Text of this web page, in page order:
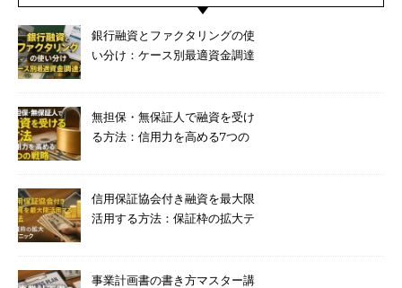
銀行融資とファクタリングの使
い分け：ケース別最適資金調達
無担保・無保証人で融資を受け
る方法：信用力を高める7つの
信用保証協会付き融資を最大限
活用する方法：保証枠の拡大テ
事業計画書の書き方マスター講